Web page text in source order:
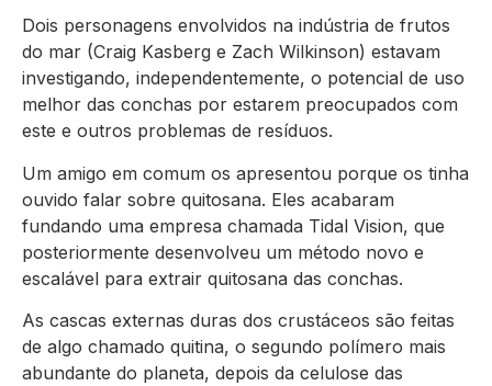
Dois personagens envolvidos na indústria de frutos
do mar (Craig Kasberg e Zach Wilkinson) estavam
investigando, independentemente, o potencial de uso
melhor das conchas por estarem preocupados com
este e outros problemas de resíduos.
Um amigo em comum os apresentou porque os tinha
ouvido falar sobre quitosana. Eles acabaram
fundando uma empresa chamada Tidal Vision, que
posteriormente desenvolveu um método novo e
escalável para extrair quitosana das conchas.
As cascas externas duras dos crustáceos são feitas
de algo chamado quitina, o segundo polímero mais
abundante do planeta, depois da celulose das